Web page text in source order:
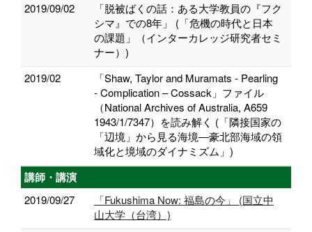
2019/09/02
「脱被ばくの話：ある大学教員の『フク
シマ』での8年」 (「危機の時代と日本
の課題」（インターカレッジ研究者セミ
ナー）)
2019/02
「Shaw, Taylor and Muramats - Pearling
- Complication – Cossack」ファイル
（National Archives of Australia, A659
1943/1/7347）を読み解く (「隣接国家の
「辺境」から見る海境―豪北部海域の領
域化と境域のダイナミズム」)
講師・講演
2019/09/27
「Fukushima Now: 福島の今」 (国立中
山大学（台湾）)